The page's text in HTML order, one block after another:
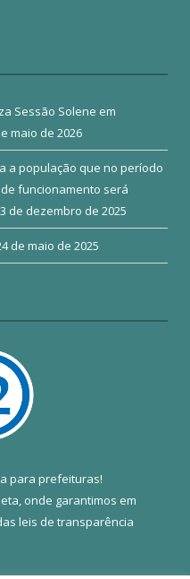
Sessão Solene em
maio de 2026
a população que no período
funcionamento será
de dezembro de 2025
de maio de 2025
para prefeituras!
onde garantimos em
leis de transparência